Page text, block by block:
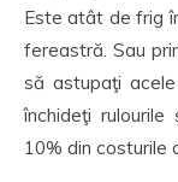
Este atât de frig
fereastră. Sau
să astupaţi
închideţi
10% din costurile